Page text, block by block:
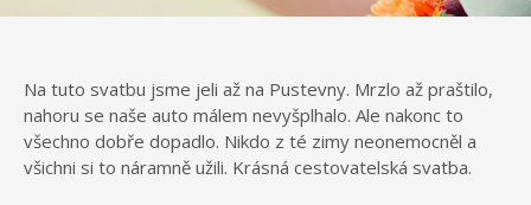
Na tuto svatbu jsme jeli až na Pustevny. Mrzlo až praštilo,
nahoru se naše auto málem nevyšplhalo. Ale nakonc to
všechno dobře dopadlo. Nikdo z té zimy neonemocněl a
všichni si to náramně užili. Krásná cestovatelská svatba.